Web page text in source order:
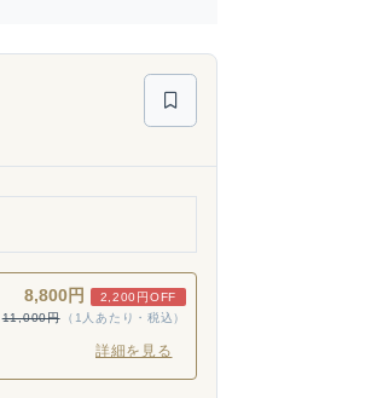
8,800円
2,200円OFF
11,000円
（1人あたり・税込）
詳細を見る